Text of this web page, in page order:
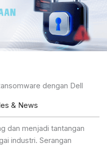
dengan Dell
& News
dan menjadi tantangan
industri. Serangan